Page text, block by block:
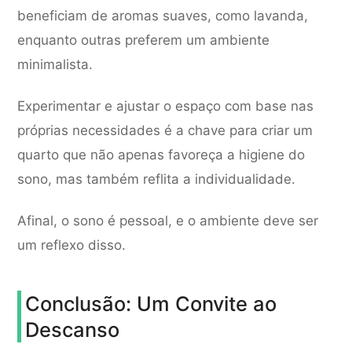
beneficiam de aromas suaves, como lavanda,
enquanto outras preferem um ambiente
minimalista.
Experimentar e ajustar o espaço com base nas
próprias necessidades é a chave para criar um
quarto que não apenas favoreça a higiene do
sono, mas também reflita a individualidade.
Afinal, o sono é pessoal, e o ambiente deve ser
um reflexo disso.
Conclusão: Um Convite ao
Descanso